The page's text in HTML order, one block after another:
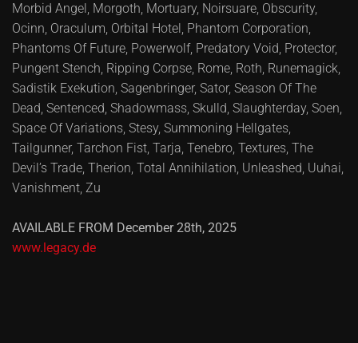
Morbid Angel, Morgoth, Mortuary, Noirsuare, Obscurity,
Ocinn, Oraculum, Orbital Hotel, Phantom Corporation,
Phantoms Of Future, Powerwolf, Predatory Void, Protector,
Pungent Stench, Ripping Corpse, Rome, Roth, Runemagick,
Sadistik Exekution, Sagenbringer, Sator, Season Of The
Dead, Sentenced, Shadowmass, Skulld, Slaughterday, Soen,
Space Of Variations, Stesy, Summoning Hellgates,
Tailgunner, Tarchon Fist, Tarja, Tenebro, Textures, The
Devil’s Trade, Therion, Total Annihilation, Unleashed, Uuhai,
Vanishment, Zu
AVAILABLE FROM December 28th, 2025
www.legacy.de